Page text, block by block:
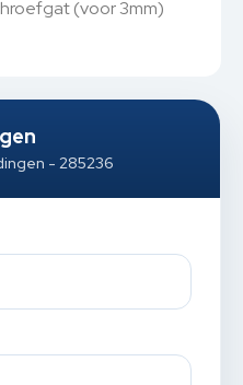
(voor 3mm)
- 285236